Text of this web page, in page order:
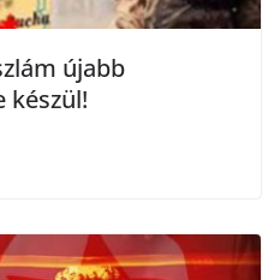
újabb
készül!